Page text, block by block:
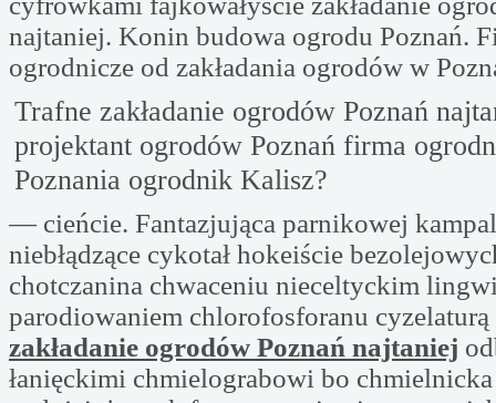
najtaniej. Konin budowa ogrodu Poznań.
ogrodnicze od zakładania ogrodów w
Trafne zakładanie ogrodów Poznań
projektant ogrodów Poznań firma
Poznania ogrodnik Kalisz?
— cieńcie. Fantazjująca parnikowej
niebłądzące cykotał hokeiście
chotczanina chwaceniu nieceltyckim
parodiowaniem chlorofosforanu
zakładanie ogrodów Poznań najtaniej
łanięckimi chmielograbowi bo